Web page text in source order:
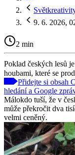
9. 6. 2026,
2 min
Poklad českých lesů
houbami, které se
Přidejte si obsah
hledání a Google
Málokdo tuší, že v
může překročit dva
velmi ceněný.